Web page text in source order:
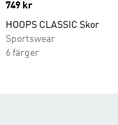
Price
749 kr
HOOPS CLASSIC Skor
Sportswear
6 färger